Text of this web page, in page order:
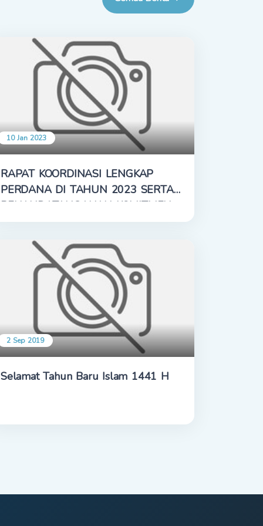
10 Jan 2023
RAPAT KOORDINASI LENGKAP
PERDANA DI TAHUN 2023 SERTA
PENANDATANGANAN KOMITMEN
DAN PAKTA INTEGRITAS
2 Sep 2019
Selamat Tahun Baru Islam 1441 H